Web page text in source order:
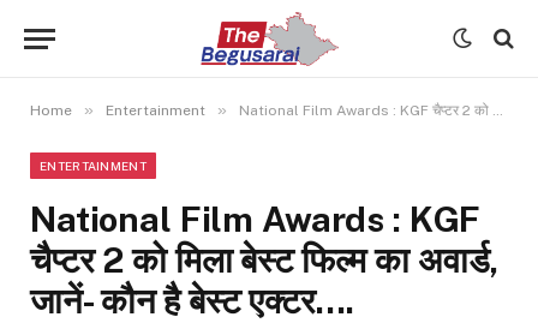
Home » Entertainment » National Film Awards : KGF चैप्टर 2 को मिला बेस्ट फिल्म का अवार्ड, जानें- कौन है बेस्ट एक्टर….
ENTERTAINMENT
National Film Awards : KGF
चैप्टर 2 को मिला बेस्ट फिल्म का अवार्ड,
जानें- कौन है बेस्ट एक्टर….